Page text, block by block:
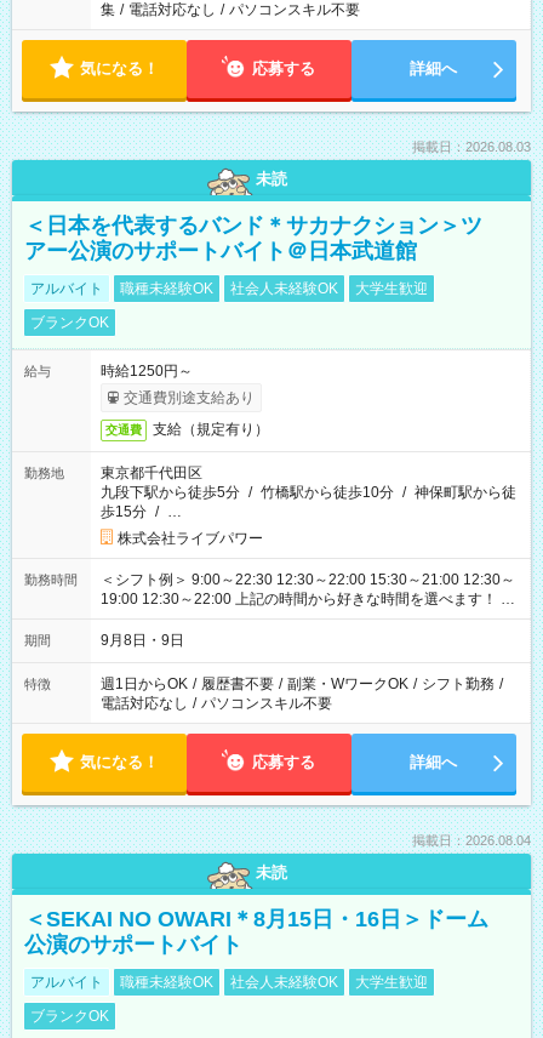
集 / 電話対応なし / パソコンスキル不要
気になる！ 応募する 詳細へ
掲載日：2026.08.03
未読
＜日本を代表するバンド＊サカナクション＞ツ
アー公演のサポートバイト＠日本武道館
アルバイト 職種未経験OK 社会人未経験OK
大学生歓迎
ブランクOK
給与
時給1250円～
交通費別途支給あり
交通費 支給（規定有り）
勤務地
東京都千代田区
九段下駅から徒歩5分 / 竹橋駅から徒歩10分 / 神保町駅から徒
歩15分 / …
株式会社ライブパワー
勤務時間
＜シフト例＞ 9:00～22:30 12:30～22:00 15:30～21:00 12:30～
19:00 12:30～22:00 上記の時間から好きな時間を選べます！ ※
時間は変更となる可能性があります
期間 9月8日・9日
特徴 週1日からOK / 履歴書不要 / 副業・WワークOK / シフト勤務 /
電話対応なし / パソコンスキル不要
気になる！ 応募する 詳細へ
掲載日：2026.08.04
未読
＜SEKAI NO OWARI＊8月15日・16日＞ドーム
公演のサポートバイト
アルバイト 職種未経験OK 社会人未経験OK
大学生歓迎
ブランクOK